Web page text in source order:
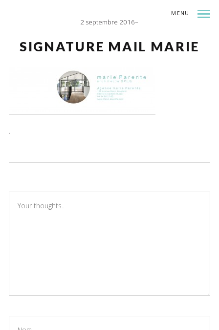
MENU
2 septembre 2016
SIGNATURE MAIL MARIE
.
THERE ARE NO COMMENTS